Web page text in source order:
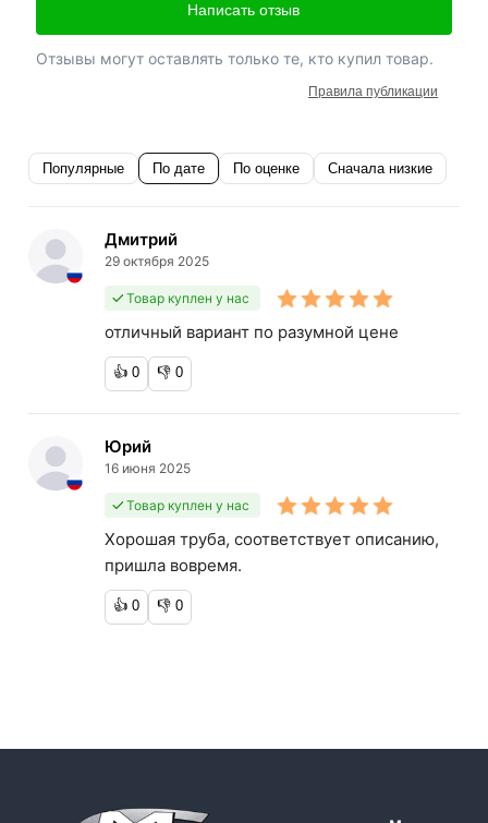
Популярные По дате По оценке Сначала низкие
Дмитрий
29 октября 2025
Товар куплен у нас
отличный вариант по разумной цене
👍 0 👎 0
Юрий
16 июня 2025
Товар куплен у нас
Хорошая труба, соответствует описанию,
пришла вовремя.
👍 0 👎 0
Написать отзыв
Отзывы могут оставлять только те, кто купил товар.
Правила публикации